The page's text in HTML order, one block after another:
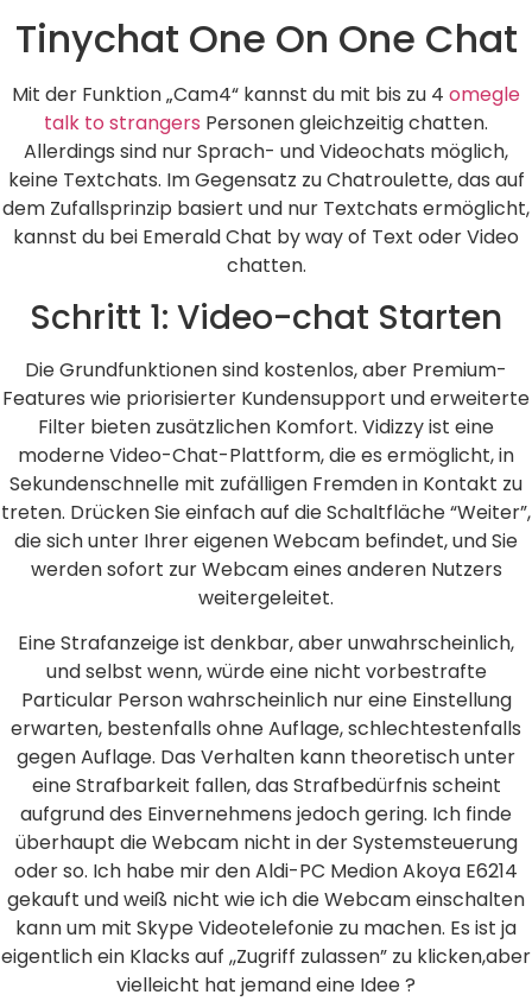
Tinychat One On One Chat
Mit der Funktion „Cam4“ kannst du mit bis zu 4 omegle
talk to strangers Personen gleichzeitig chatten.
Allerdings sind nur Sprach- und Videochats möglich,
keine Textchats. Im Gegensatz zu Chatroulette, das auf
dem Zufallsprinzip basiert und nur Textchats ermöglicht,
kannst du bei Emerald Chat by way of Text oder Video
chatten.
Schritt 1: Video-chat Starten
Die Grundfunktionen sind kostenlos, aber Premium-
Features wie priorisierter Kundensupport und erweiterte
Filter bieten zusätzlichen Komfort. Vidizzy ist eine
moderne Video-Chat-Plattform, die es ermöglicht, in
Sekundenschnelle mit zufälligen Fremden in Kontakt zu
treten. Drücken Sie einfach auf die Schaltfläche “Weiter”,
die sich unter Ihrer eigenen Webcam befindet, und Sie
werden sofort zur Webcam eines anderen Nutzers
weitergeleitet.
Eine Strafanzeige ist denkbar, aber unwahrscheinlich,
und selbst wenn, würde eine nicht vorbestrafte
Particular Person wahrscheinlich nur eine Einstellung
erwarten, bestenfalls ohne Auflage, schlechtestenfalls
gegen Auflage. Das Verhalten kann theoretisch unter
eine Strafbarkeit fallen, das Strafbedürfnis scheint
aufgrund des Einvernehmens jedoch gering. Ich finde
überhaupt die Webcam nicht in der Systemsteuerung
oder so. Ich habe mir den Aldi-PC Medion Akoya E6214
gekauft und weiß nicht wie ich die Webcam einschalten
kann um mit Skype Videotelefonie zu machen. Es ist ja
eigentlich ein Klacks auf ,,Zugriff zulassen” zu klicken,aber
vielleicht hat jemand eine Idee ?